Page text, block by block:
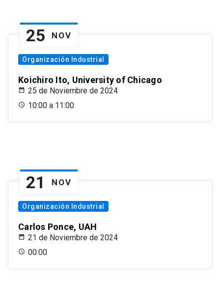
25 NOV
Organización Industrial
Koichiro Ito, University of Chicago
25 de Noviembre de 2024
10:00 a 11:00
21 NOV
Organización Industrial
Carlos Ponce, UAH
21 de Noviembre de 2024
00:00